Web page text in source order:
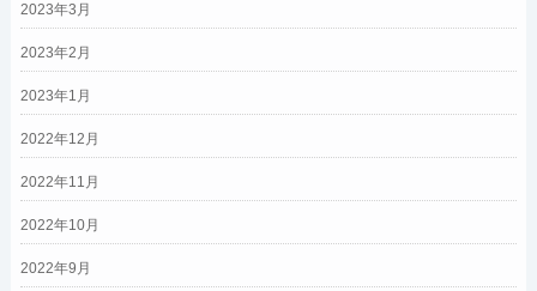
2023年3月
2023年2月
2023年1月
2022年12月
2022年11月
2022年10月
2022年9月